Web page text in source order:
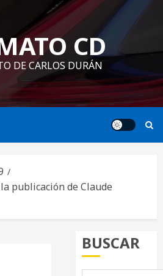
CD
DE CARLOS DURÁN
publicación de Claude
BUSCAR